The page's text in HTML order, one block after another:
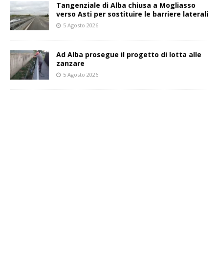
Tangenziale di Alba chiusa a Mogliasso
verso Asti per sostituire le barriere laterali
5 Agosto 2026
Ad Alba prosegue il progetto di lotta alle
zanzare
5 Agosto 2026